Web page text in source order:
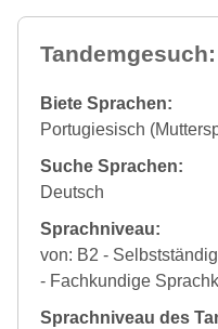
Biete Sprachen:
Portugiesisch
Suche Sprachen:
Deutsch
Sprachniveau:
von: B2 -
- Fachkundige
Sprachniveau des